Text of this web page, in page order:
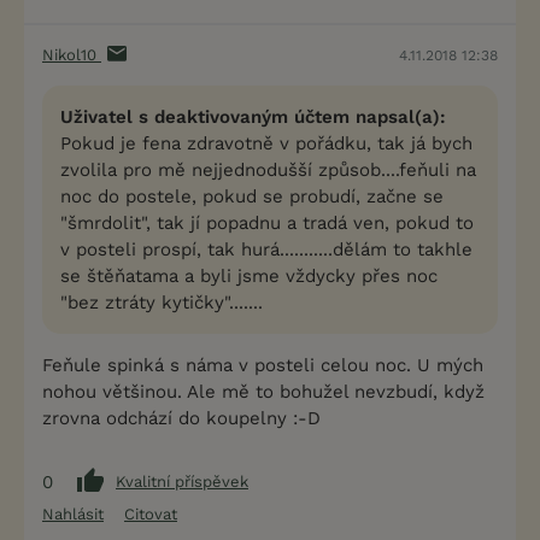
Nikol10 4.11.2018 12:38
Uživatel s deaktivovaným účtem napsal(a):
Pokud je fena zdravotně v pořádku, tak já bych
zvolila pro mě nejjednodušší způsob....feňuli na
noc do postele, pokud se probudí, začne se
"šmrdolit", tak jí popadnu a tradá ven, pokud to
v posteli prospí, tak hurá...........dělám to takhle
se štěňatama a byli jsme vždycky přes noc
"bez ztráty kytičky".......
Feňule spinká s náma v posteli celou noc. U mých
nohou většinou. Ale mě to bohužel nevzbudí, když
zrovna odchází do koupelny :-D
0
Kvalitní příspěvek
Nahlásit
Citovat